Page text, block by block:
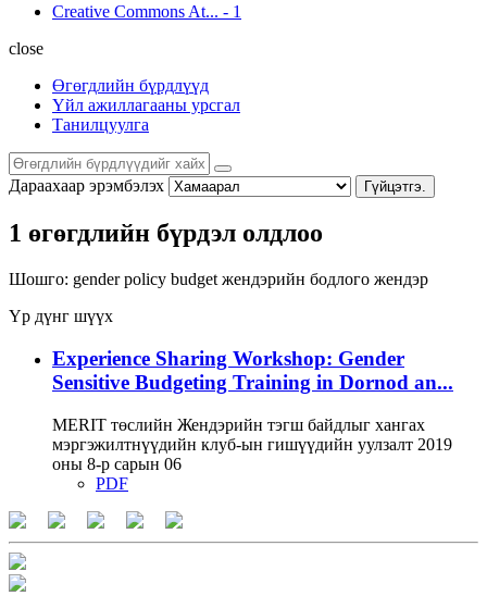
Creative Commons At... - 1
close
Өгөгдлийн бүрдлүүд
Үйл ажиллагааны урсгал
Танилцуулга
Дараахаар эрэмбэлэх Гүйцэтгэ.
1 өгөгдлийн бүрдэл олдлоо
Шошго: gender policy budget жендэрийн бодлого жендэр
Үр дүнг шүүх
Experience Sharing Workshop: Gender
Sensitive Budgeting Training in Dornod an...
MERIT төслийн Жендэрийн тэгш байдлыг хангах
мэргэжилтнүүдийн клуб-ын гишүүдийн уулзалт 2019
оны 8-р сарын 06
PDF